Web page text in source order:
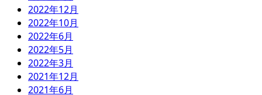
2022年12月
2022年10月
2022年6月
2022年5月
2022年3月
2021年12月
2021年6月